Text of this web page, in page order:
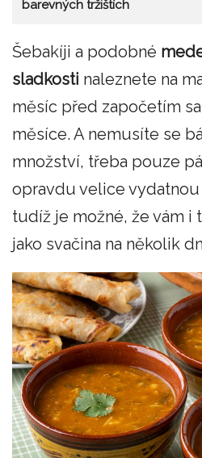
barevných tržištích
Šebakíji a podobné
sladkosti naleznete na
měsíc před započetím
měsíce. A nemusíte se
množství, třeba pouze
opravdu velice
tudíž je možné, že vám i
jako svačina na několik